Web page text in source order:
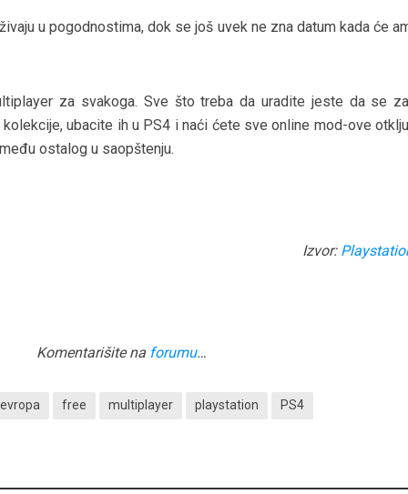
u pogodnostima, dok se još uvek ne zna datum kada će
za svakoga. Sve što treba da uradite jeste da se
ubacite ih u PS4 i naći ćete sve online mod-ove
ostalog u saopštenju.
Izvor:
Komentarišite na forumu…
evropa free multiplayer playstation PS4